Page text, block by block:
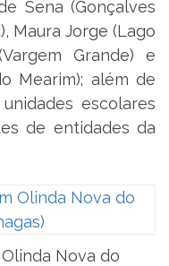
Sena (Gonçalves
Maura Jorge (Lago
Grande) e
Mearim); além de
escolares
de entidades da
Nova do